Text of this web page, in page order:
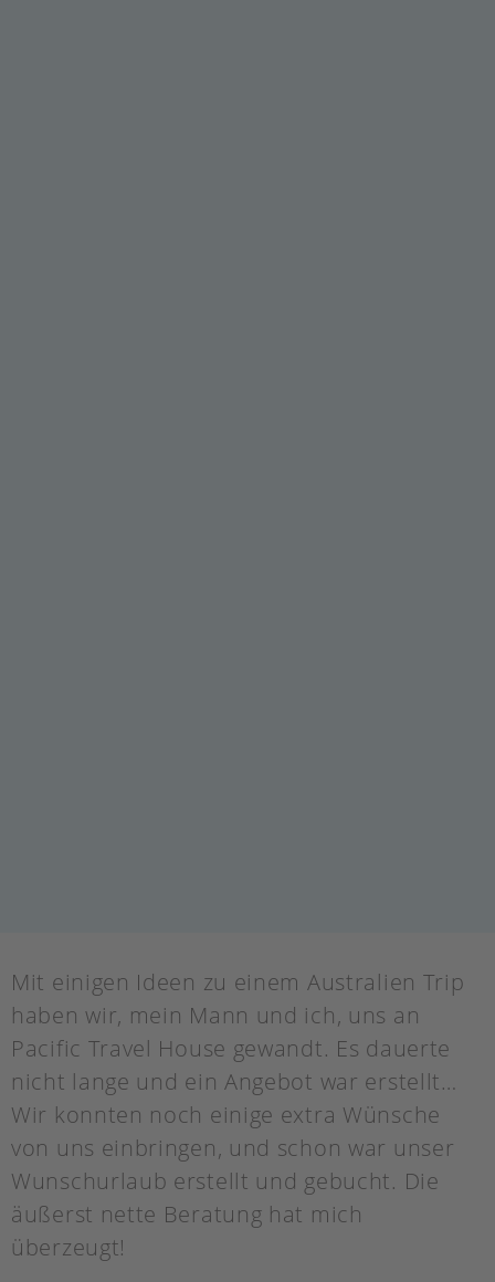
Mit einigen Ideen zu einem Australien Trip
haben wir, mein Mann und ich, uns an
Pacific Travel House gewandt. Es dauerte
nicht lange und ein Angebot war erstellt…
Wir konnten noch einige extra Wünsche
von uns einbringen, und schon war unser
Wunschurlaub erstellt und gebucht. Die
äußerst nette Beratung hat mich
überzeugt!